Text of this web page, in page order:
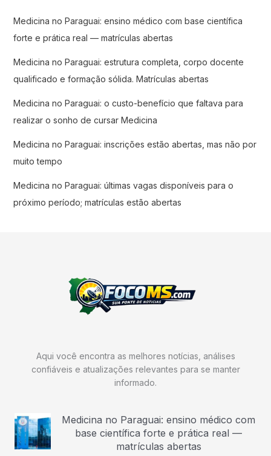
Medicina no Paraguai: ensino médico com base científica
forte e prática real — matrículas abertas
Medicina no Paraguai: estrutura completa, corpo docente
qualificado e formação sólida. Matrículas abertas
Medicina no Paraguai: o custo-benefício que faltava para
realizar o sonho de cursar Medicina
Medicina no Paraguai: inscrições estão abertas, mas não por
muito tempo
Medicina no Paraguai: últimas vagas disponíveis para o
próximo período; matrículas estão abertas
Aqui você encontra as melhores notícias, análises
confiáveis e atualizações relevantes para se manter
informado.
Medicina no Paraguai: ensino médico com
base científica forte e prática real —
matrículas abertas